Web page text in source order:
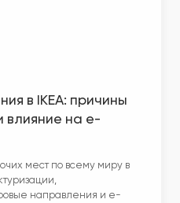
в IKEA: причины
влияние на e-
мест по всему миру в
направления и e-